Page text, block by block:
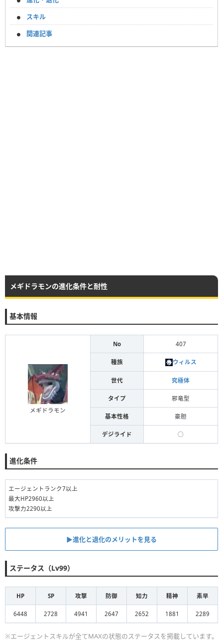
スキル
関連記事
メギドラモンの進化条件と耐性
基本情報
メギドラモン
No 407
種族 ウィルス
世代 究極体
タイプ 邪竜型
基本性格 豪胆
デジライド ◯
進化条件
エージェントランク7以上
最大HP2960以上
攻撃力2290以上
▶︎進化と退化のメリットを見る
ステータス（Lv99）
HP SP 攻撃 防御 知力 精神 素早
6448 2728 4941 2647 2652 1881 2289
※エージェントスキルが全てMAXの状態のステータスを掲載しています。